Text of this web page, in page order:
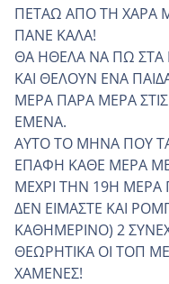
ΠΕΤΑΩ ΑΠΟ ΤΗ ΧΑΡΑ
ΠΑΝΕ ΚΑΛΑ!
ΘΑ ΗΘΕΛΑ ΝΑ ΠΩ ΣΤΑ
ΚΑΙ ΘΕΛΟΥΝ ΕΝΑ
ΜΕΡΑ ΠΑΡΑ ΜΕΡΑ
ΕΜΕΝΑ.
ΑΥΤΟ ΤΟ ΜΗΝΑ ΠΟΥ
ΕΠΑΦΗ ΚΑΘΕ ΜΕΡΑ
ΜΕΧΡΙ ΤΗΝ 19Η ΜΕΡΑ
ΔΕΝ ΕΙΜΑΣΤΕ ΚΑΙ
ΚΑΘΗΜΕΡΙΝΟ) 2
ΘΕΩΡΗΤΙΚΑ ΟΙ ΤΟΠ
ΧΑΜΕΝΕΣ!